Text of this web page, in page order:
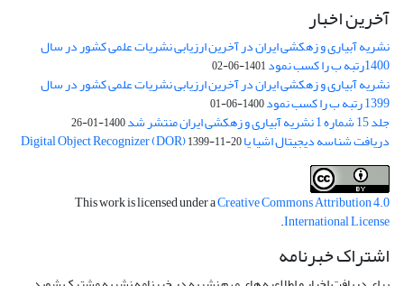
آخرین اخبار
نشریه آبیاری و زهکشی ایران در آخرین ارزیابی نشریات علمی کشور در سال
1400رتبه ب را کسب نمود 1401-06-02
نشریه آبیاری و زهکشی ایران در آخرین ارزیابی نشریات علمی کشور در سال
1399 رتبه ب را کسب نمود 1400-06-01
جلد 15 شماره 1 نشریه آبیاری و زهکشی ایران منتشر شد 1400-01-26
دریافت شناسه دیجیتال اشیا یا Digital Object Recognizer (DOR)1399-11-20
This work is licensed under aCreative Commons Attribution 4.0
International License
.
اشتراک خبرنامه